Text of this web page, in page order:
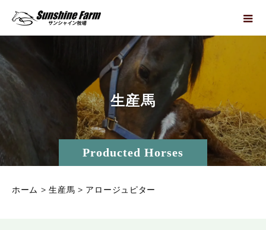
Producted Horses
生産馬
ホーム >生産馬 > アロージュピター